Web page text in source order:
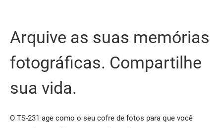
Arquive as suas memórias
fotográficas. Compartilhe
sua vida.
O TS-231 age como o seu cofre de fotos para que você